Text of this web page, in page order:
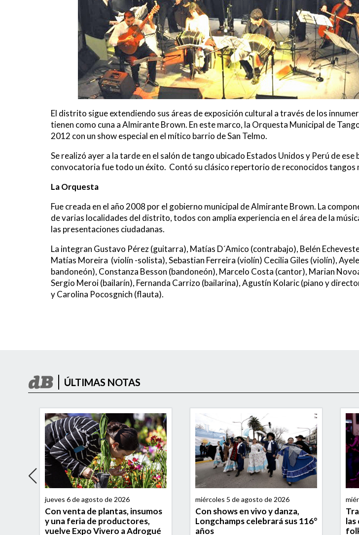
El distrito sigue extendiendo sus áreas de exposición cultural a través de los
tienen como cuna a Almirante Brown. En este marco, la Orquesta Municipal de
2012 con un show especial en el mítico barrio de San Telmo.
Se realizó ayer a la tarde en el salón de tango ubicado Estados Unidos y Perú de
convocatoria fue todo un éxito. Contó su clásico repertorio de reconocidos tangos
La Orquesta
Fue creada en el año 2008 por el gobierno municipal de Almirante Brown. La
de varias localidades del distrito, todos con amplia experiencia en el área de la
las presentaciones ciudadanas.
La integran Gustavo Pérez (guitarra), Matías D´Amico (contrabajo), Belén
Matías Moreira (violín -solista), Sebastian Ferreira (violín) Cecilia Giles (violín),
bandoneón), Constanza Besson (bandoneón), Marcelo Costa (cantor), Marian
Sergio Meroi (bailarín), Fernanda Carrizo (bailarina), Agustín Kolaric (piano y
y Carolina Pocosgnich (flauta).
ÚLTIMAS NOTAS
jueves 6 de agosto de 2026
Con venta de plantas, insumos
y una feria de productores,
vuelve Expo Vivero a Adrogué
miércoles 5 de agosto de 2026
Con shows en vivo y danza,
Longchamps celebrará sus 116°
años
las